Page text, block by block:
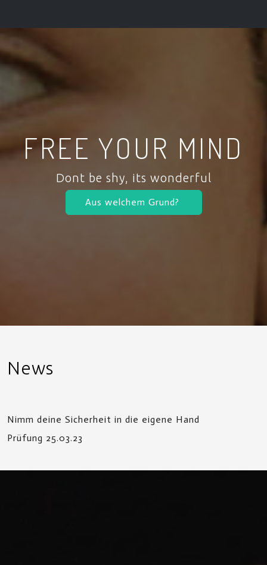
FREE YOUR MIND
Dont be shy, its wonderful
Aus welchem Grund?
News
Nimm deine Sicherheit in die eigene Hand
Prüfung 25.03.23